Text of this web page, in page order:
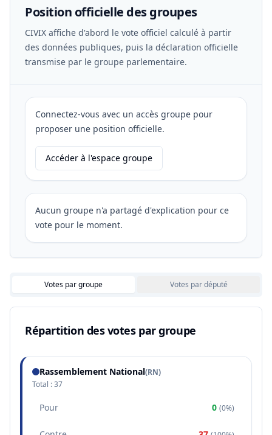
Position officielle des groupes
CIVIX affiche d'abord le vote officiel calculé à partir
des données publiques, puis la déclaration officielle
transmise par le groupe parlementaire.
Connectez-vous avec un accès groupe pour
proposer une position officielle.
Accéder à l'espace groupe
Aucun groupe n'a partagé d'explication pour ce
vote pour le moment.
Votes par groupe Votes par député
Répartition des votes par groupe
Rassemblement National(RN)
Total :37
Pour 0 (0%)